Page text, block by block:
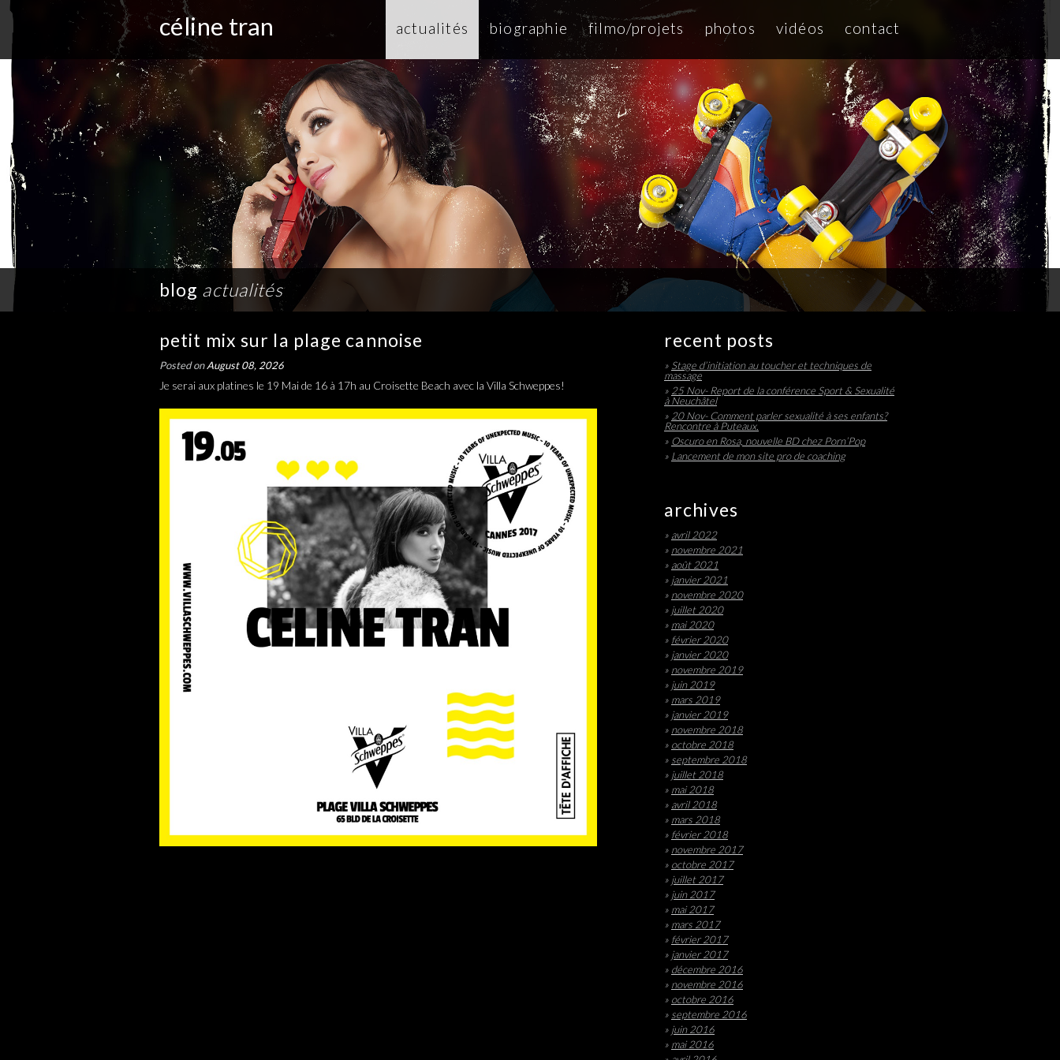
céline tran actualités biographie filmo/projets photos vidéos contact
blog actualités
petit mix sur la plage cannoise
Posted onAugust 08, 2026
Je serai aux platines le 19 Mai de 16 à 17h au Croisette Beach avec la Villa Schweppes!
recent posts
Stage d’initiation au toucher et techniques de
massage
25 Nov- Report de la conférence Sport & Sexualité
à Neuchâtel
20 Nov- Comment parler sexualité à ses enfants?
Rencontre à Puteaux.
Oscuro en Rosa, nouvelle BD chez Porn’Pop
Lancement de mon site pro de coaching
archives
avril 2022
novembre 2021
août 2021
janvier 2021
novembre 2020
juillet 2020
mai 2020
février 2020
janvier 2020
novembre 2019
juin 2019
mars 2019
janvier 2019
novembre 2018
octobre 2018
septembre 2018
juillet 2018
mai 2018
avril 2018
mars 2018
février 2018
novembre 2017
octobre 2017
juillet 2017
juin 2017
mai 2017
mars 2017
février 2017
janvier 2017
décembre 2016
novembre 2016
octobre 2016
septembre 2016
juin 2016
mai 2016